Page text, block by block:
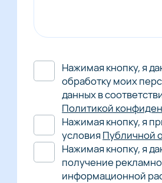
Нажимая кнопку, я
обработку моих
данных в
Политикой
Нажимая кнопку, я
условия Публичной
Нажимая кнопку, я
получение
информационной